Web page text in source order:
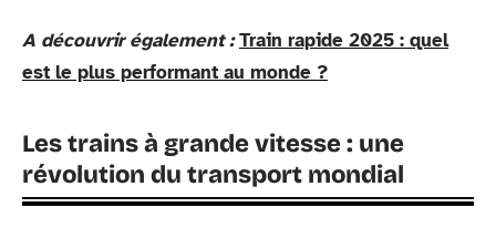
A découvrir également : Train rapide 2025 : quel
est le plus performant au monde ?
Les trains à grande vitesse : une
révolution du transport mondial